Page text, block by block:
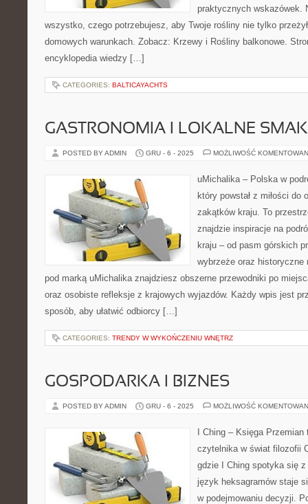
praktycznych wskazówek.
wszystko, czego potrzebujesz, aby Twoje rośliny nie tylko
domowych warunkach. Zobacz: Krzewy i Rośliny balkonowe.
encyklopedia wiedzy […]
CATEGORIES: BALTICAYACHTS
GASTRONOMIA I LOKALNE
POSTED BY ADMIN GRU - 6 - 2025 MOŻLIWOŚĆ
uMichalika – Polska w
który powstał z miłości
zakątków kraju. To
znajdzie inspiracje na
kraju – od pasm górskich
wybrzeże oraz historyczne
pod marką uMichalika znajdziesz obszerne przewodniki po
oraz osobiste refleksje z krajowych wyjazdów. Każdy wpis jest
sposób, aby ułatwić odbiorcy […]
CATEGORIES: TRENDY W WYKOŃCZENIU WNĘTRZ
GOSPODARKA I BIZNES
POSTED BY ADMIN GRU - 6 - 2025 MOŻLIWOŚĆ
I Ching – Księga
czytelnika w świat filozofii
gdzie I Ching spotyka się
język heksagramów staje
w podejmowaniu decyzji.